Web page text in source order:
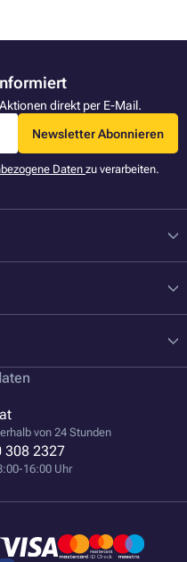
direkt per E-Mail.
Newsletter Abonnieren
Datenzu verarbeiten.
von 24 Stunden
308 2327
16:00 Uhr